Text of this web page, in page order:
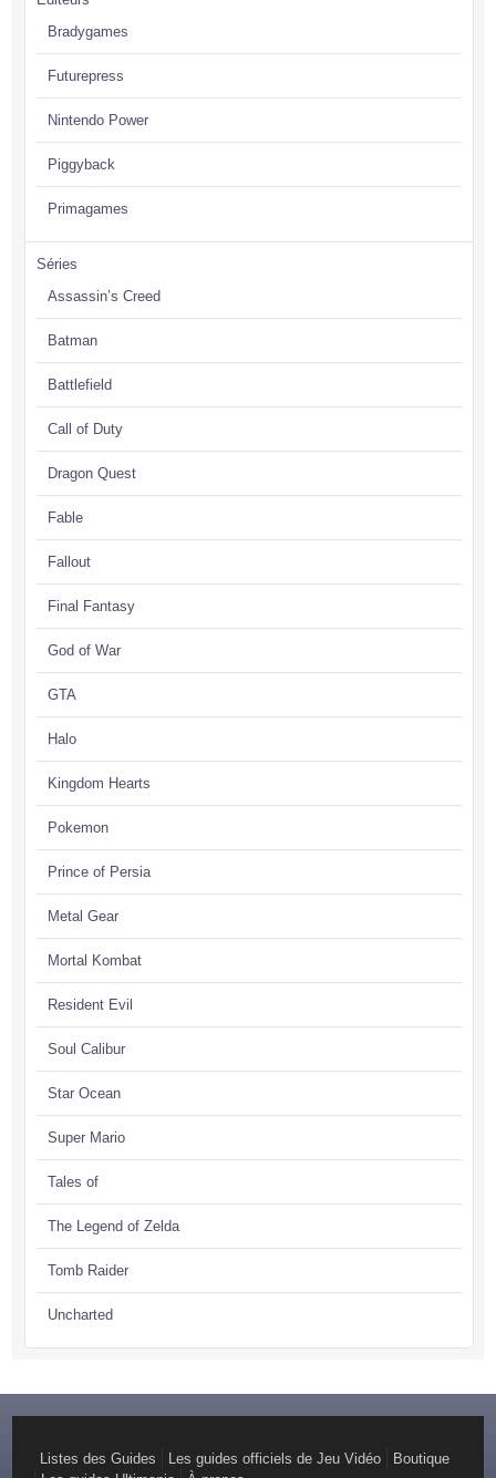
Bradygames
Futurepress
Nintendo Power
Piggyback
Primagames
Séries
Assassin’s Creed
Batman
Battlefield
Call of Duty
Dragon Quest
Fable
Fallout
Final Fantasy
God of War
GTA
Halo
Kingdom Hearts
Pokemon
Prince of Persia
Metal Gear
Mortal Kombat
Resident Evil
Soul Calibur
Star Ocean
Super Mario
Tales of
The Legend of Zelda
Tomb Raider
Uncharted
Listes des Guides Les guides officiels de Jeu Vidéo
Boutique